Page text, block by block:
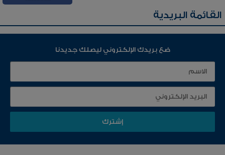
القائمة البريدية
ضع بريدك الإلكتروني ليصلك جديدنا